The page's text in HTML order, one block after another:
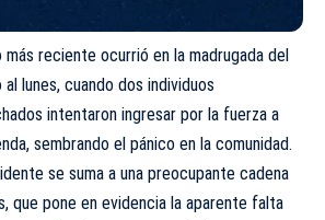
más reciente ocurrió en la madrugada del
al lunes, cuando dos individuos
intentaron ingresar por la fuerza a
sembrando el pánico en la comunidad.
se suma a una preocupante cadena
que pone en evidencia la aparente falta